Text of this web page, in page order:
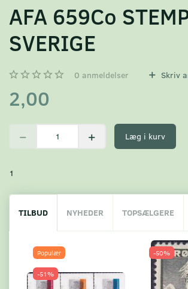
AFA 659Co
SVERIGE
0 anmeldelser Skriv
2,00
Læg i kurv
1
TILBUD NYHEDER TOPSÆLGERE
Populær
-51%
-50%